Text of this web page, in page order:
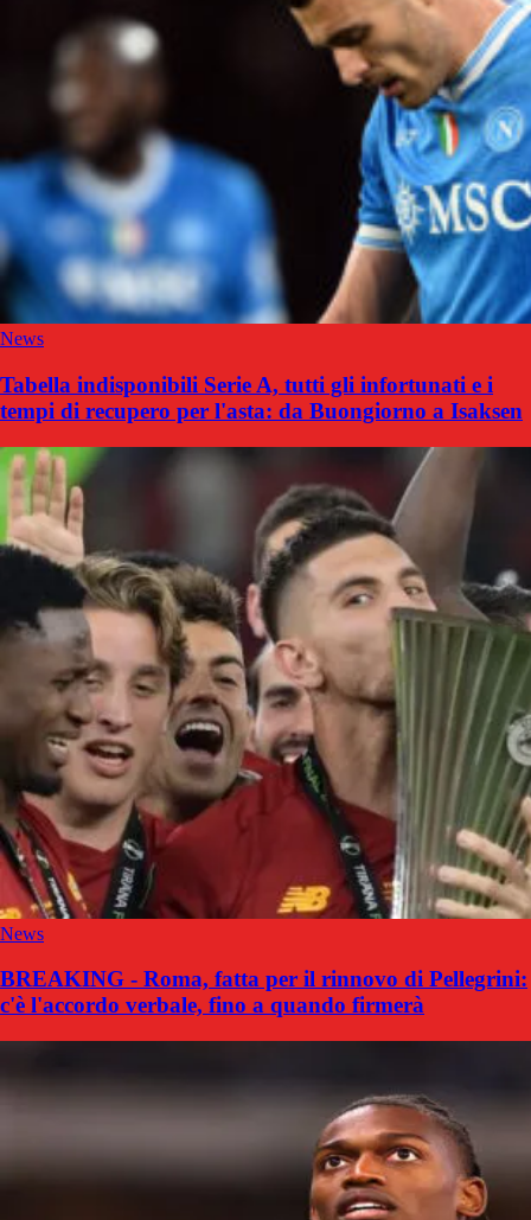
News
Tabella indisponibili Serie A, tutti gli infortunati e i
tempi di recupero per l'asta: da Buongiorno a Isaksen
News
BREAKING - Roma, fatta per il rinnovo di Pellegrini:
c'è l'accordo verbale, fino a quando firmerà